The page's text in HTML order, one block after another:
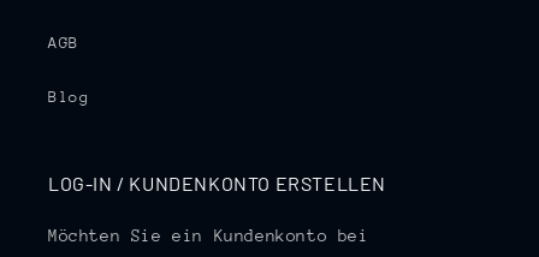
AGB
Blog
LOG-IN / KUNDENKONTO ERSTELLEN
Möchten Sie ein Kundenkonto bei